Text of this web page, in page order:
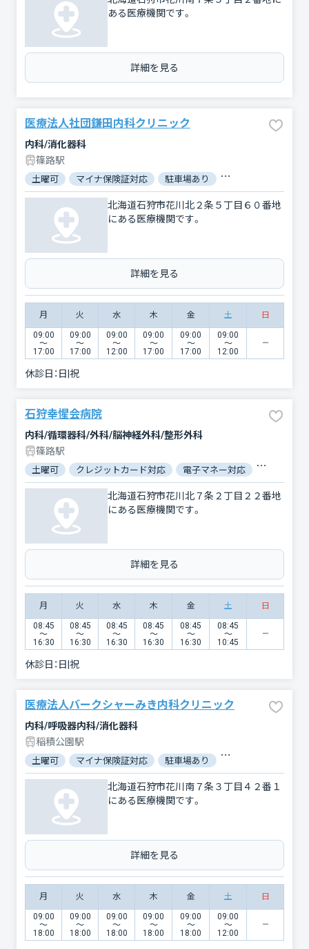
ある医療機関です。
詳細を見る
医療法人社団鎌田内科クリニック
内科/消化器科
篠路駅
土曜可 マイナ保険証対応 駐車場あり バリアフリー
北海道石狩市花川北２条５丁目６０番地
にある医療機関です。
詳細を見る
月 火 水 木 金 土 日
09:00
〜
17:00
09:00
〜
17:00
09:00
〜
12:00
09:00
〜
17:00
09:00
〜
17:00
09:00
〜
12:00
休診日： 日|祝
石狩幸惺会病院
内科/循環器科/外科/脳神経外科/整形外科
篠路駅
土曜可 クレジットカード対応 電子マネー対応 駐車場あり
北海道石狩市花川北７条２丁目２２番地
にある医療機関です。
詳細を見る
月 火 水 木 金 土 日
08:45
〜
16:30
08:45
〜
16:30
08:45
〜
16:30
08:45
〜
16:30
08:45
〜
16:30
08:45
〜
10:45
休診日： 日|祝
医療法人バークシャーみき内科クリニック
内科/呼吸器内科/消化器科
稲積公園駅
土曜可 マイナ保険証対応 駐車場あり
北海道石狩市花川南７条３丁目４２番１
にある医療機関です。
詳細を見る
月 火 水 木 金 土 日
09:00
〜
18:00
09:00
〜
18:00
09:00
〜
18:00
09:00
〜
18:00
09:00
〜
18:00
09:00
〜
12:00